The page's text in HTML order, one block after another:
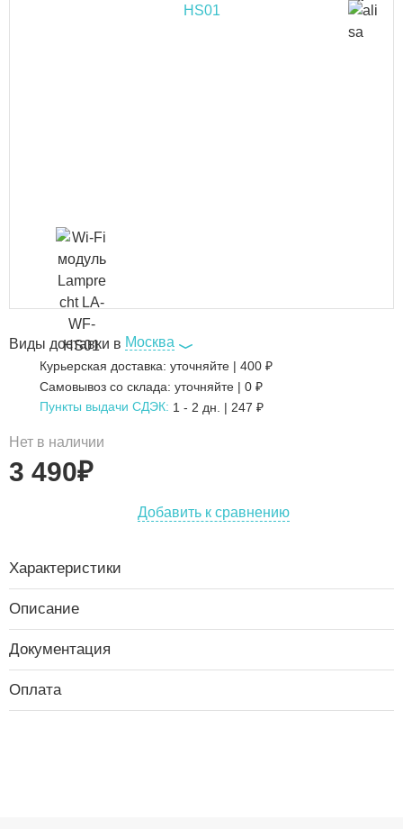
Виды доставки в Москва
Курьерская доставка: уточняйте | 400 ₽
Самовывоз со склада: уточняйте | 0 ₽
Пункты выдачи СДЭК: 1 - 2 дн. | 247 ₽
Нет в наличии
3 490₽
Добавить к сравнению
Характеристики
Описание
Документация
Оплата